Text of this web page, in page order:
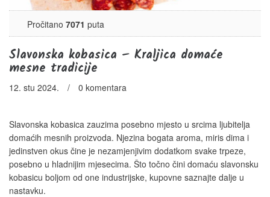
Pročitano 7071 puta
Slavonska kobasica – Kraljica domaće
mesne tradicije
12. stu 2024. / 0 komentara
Slavonska kobasica zauzima posebno mjesto u srcima ljubitelja
domaćih mesnih proizvoda. Njezina bogata aroma, miris dima i
jedinstven okus čine je nezamjenjivim dodatkom svake trpeze,
posebno u hladnijim mjesecima. Što točno čini domaću slavonsku
kobasicu boljom od one industrijske, kupovne saznajte dalje u
nastavku.